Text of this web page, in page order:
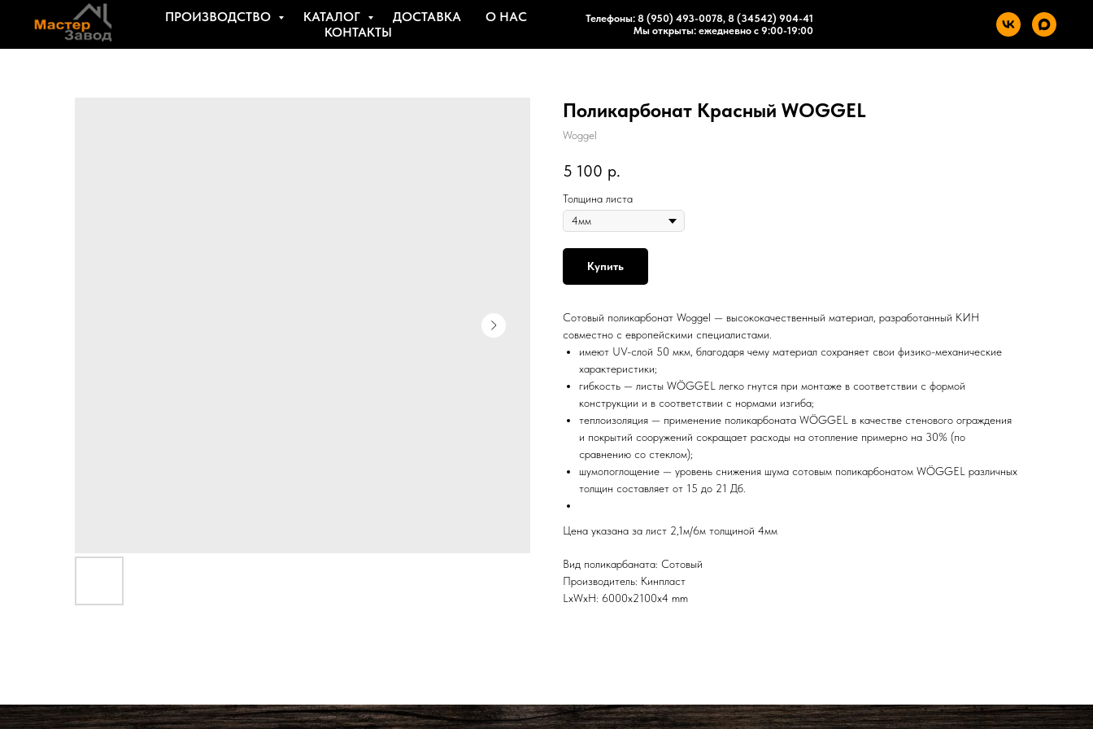
ПРОИЗВОДСТВО КАТАЛОГ ДОСТАВКА
О НАС
КОНТАКТЫ
Телефоны: 8 (950) 493-0078, 8 (34542) 904-41
Мы открыты: ежедневно с 9:00-19:00
Поликарбонат Красный WOGGEL
Woggel
5 100 р.
Толщина листа
Купить
Сотовый поликарбонат Woggel — высококачественный материал, разработанный КИН
совместно с европейскими специалистами.
имеют UV-слой 50 мкм, благодаря чему материал сохраняет свои физико-механические
характеристики;
гибкость — листы WÖGGEL легко гнутся при монтаже в соответствии с формой
конструкции и в соответствии с нормами изгиба;
теплоизоляция — применение поликарбоната WÖGGEL в качестве стенового ограждения
и покрытий сооружений сокращает расходы на отопление примерно на 30% (по
сравнению со стеклом);
шумопоглощение — уровень снижения шума сотовым поликарбонатом WÖGGEL различных
толщин составляет от 15 до 21 Дб.
Цена указана за лист 2,1м/6м толщиной 4мм
Вид поликарбаната: Сотовый
Производитель: Кинпласт
LxWxH: 6000x2100x4 mm